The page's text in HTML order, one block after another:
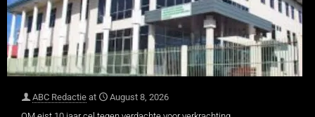
ABC Redactie at
August 8, 2026